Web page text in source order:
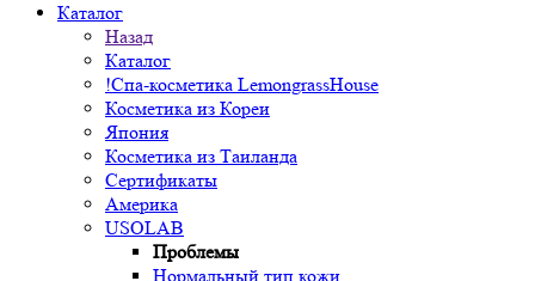
Каталог
Назад
Каталог
!Спа-косметика LemongrassHouse
Косметика из Кореи
Япония
Косметика из Таиланда
Сертификаты
Америка
USOLAB
Проблемы
Нормальный тип кожи